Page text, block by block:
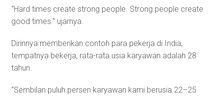
“Hard times create strong people. Strong people create
good times.” ujarnya.
Dirinnya memberikan contoh para pekerja di India,
tempatnya bekerja, rata-rata usia karyawan adalah 28
tahun.
“Sembilan puluh persen karyawan kami berusia 22–25